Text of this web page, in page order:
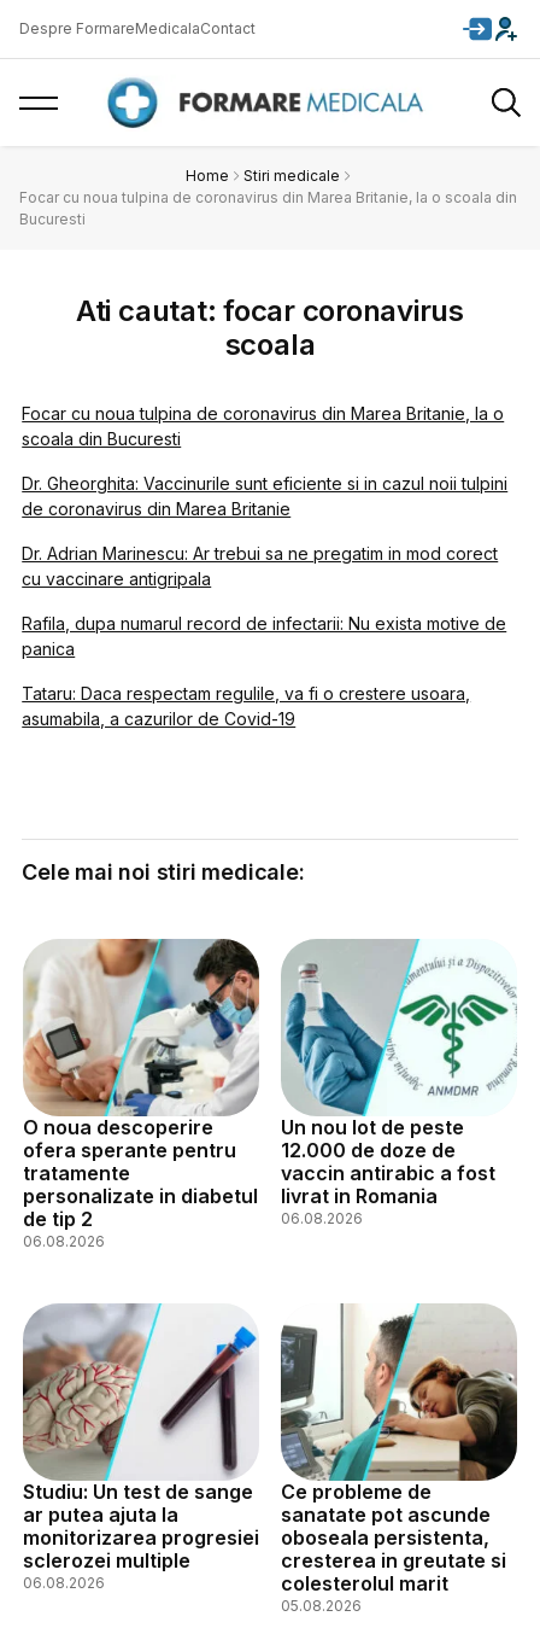
Despre FormareMedicalaContact
Home
Stiri medicale
Focar cu noua tulpina de coronavirus din Marea Britanie, la o scoala din
Bucuresti
Ati cautat: focar coronavirus
scoala
Focar cu noua tulpina de coronavirus din Marea Britanie, la o
scoala din Bucuresti
Dr. Gheorghita: Vaccinurile sunt eficiente si in cazul noii tulpini
de coronavirus din Marea Britanie
Dr. Adrian Marinescu: Ar trebui sa ne pregatim in mod corect
cu vaccinare antigripala
Rafila, dupa numarul record de infectarii: Nu exista motive de
panica
Tataru: Daca respectam regulile, va fi o crestere usoara,
asumabila, a cazurilor de Covid-19
Cele mai noi stiri medicale:
O noua descoperire
ofera sperante pentru
tratamente
personalizate in diabetul
de tip 2
06.08.2026
Un nou lot de peste
12.000 de doze de
vaccin antirabic a fost
livrat in Romania
06.08.2026
Studiu: Un test de sange
ar putea ajuta la
monitorizarea progresiei
sclerozei multiple
06.08.2026
Ce probleme de
sanatate pot ascunde
oboseala persistenta,
cresterea in greutate si
colesterolul marit
05.08.2026